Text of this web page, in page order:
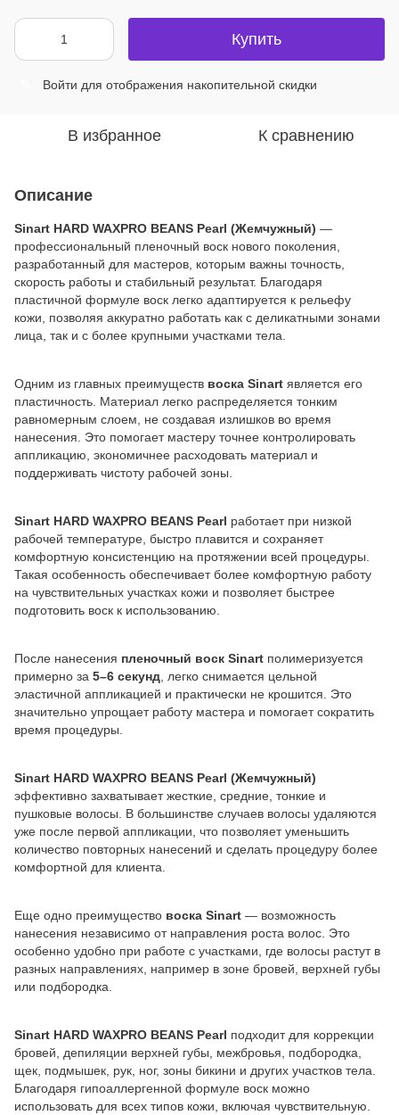
Купить
Войти для отображения накопительной скидки
В избранное К сравнению
Описание
Sinart HARD WAXPRO BEANS Pearl (Жемчужный) —
профессиональный пленочный воск нового поколения,
разработанный для мастеров, которым важны точность,
скорость работы и стабильный результат. Благодаря
пластичной формуле воск легко адаптируется к рельефу
кожи, позволяя аккуратно работать как с деликатными зонами
лица, так и с более крупными участками тела.
Одним из главных преимуществ воска Sinart является его
пластичность. Материал легко распределяется тонким
равномерным слоем, не создавая излишков во время
нанесения. Это помогает мастеру точнее контролировать
аппликацию, экономичнее расходовать материал и
поддерживать чистоту рабочей зоны.
Sinart HARD WAXPRO BEANS Pearl работает при низкой
рабочей температуре, быстро плавится и сохраняет
комфортную консистенцию на протяжении всей процедуры.
Такая особенность обеспечивает более комфортную работу
на чувствительных участках кожи и позволяет быстрее
подготовить воск к использованию.
После нанесения пленочный воск Sinart полимеризуется
примерно за 5–6 секунд , легко снимается цельной
эластичной аппликацией и практически не крошится. Это
значительно упрощает работу мастера и помогает сократить
время процедуры.
Sinart HARD WAXPRO BEANS Pearl (Жемчужный)
эффективно захватывает жесткие, средние, тонкие и
пушковые волосы. В большинстве случаев волосы удаляются
уже после первой аппликации, что позволяет уменьшить
количество повторных нанесений и сделать процедуру более
комфортной для клиента.
Еще одно преимущество воска Sinart — возможность
нанесения независимо от направления роста волос. Это
особенно удобно при работе с участками, где волосы растут в
разных направлениях, например в зоне бровей, верхней губы
или подбородка.
Sinart HARD WAXPRO BEANS Pearl подходит для коррекции
бровей, депиляции верхней губы, межбровья, подбородка,
щек, подмышек, рук, ног, зоны бикини и других участков тела.
Благодаря гипоаллергенной формуле воск можно
использовать для всех типов кожи, включая чувствительную.